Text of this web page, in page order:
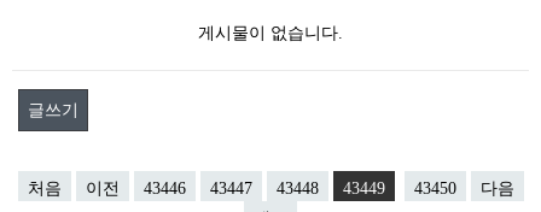
게시물이 없습니다.
글쓰기
처음 이전 43446 43447 43448 43449 43450
다음